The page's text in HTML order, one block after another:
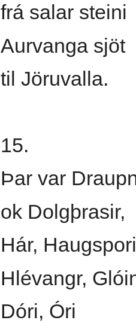
frá salar steini
Aurvanga sjöt
til Jöruvalla.
15.
Þar var
ok Dolgþrasir,
Hár,
Hlévangr,
Dóri, Óri